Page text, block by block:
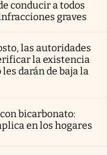
conducir a todos
graves
las autoridades
la existencia
darán de baja la
bicarbonato:
en los hogares